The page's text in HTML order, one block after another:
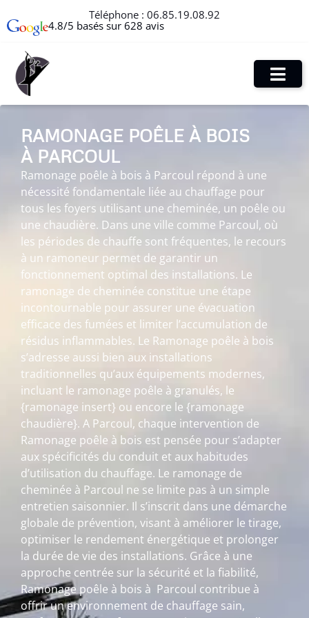
Téléphone : 06.85.19.08.92
4.8/5 basés sur 628 avis
RAMONAGE POÊLE À BOIS
À PARCOUL
Ramonage poêle à bois à Parcoul répond à une
nécessité fondamentale liée au chauffage pour
tous les foyers utilisant une cheminée, un poêle ou
une chaudière. Dans une ville comme Parcoul, où
les périodes de chauffe sont fréquentes, le recours
à un ramoneur permet de garantir un
fonctionnement optimal des installations. Le
ramonage de cheminée constitue une étape
incontournable pour assurer une évacuation
efficace des fumées et limiter l’accumulation de
résidus inflammables. Le Ramonage poêle à bois
s’adresse aussi bien aux installations
traditionnelles qu’aux équipements modernes,
incluant le ramonage poêle à granulés, le
{ramonage insert} ou encore le {ramonage
chaudière}. A Parcoul, chaque intervention de
Ramonage poêle à bois est pensée pour s’adapter
aux spécificités du conduit et aux habitudes
d’utilisation du chauffage. Le ramonage de
cheminée à Parcoul ne se limite pas à un simple
entretien saisonnier. Il s’inscrit dans une démarche
globale de prévention, visant à améliorer le tirage,
optimiser le rendement énergétique et prolonger
la durée de vie des installations. Grâce à une
approche centrée sur la sécurité et la fiabilité,
Ramonage poêle à bois à Parcoul contribue à
offrir un environnement de chauffage sain,